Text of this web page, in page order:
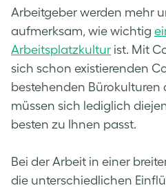
Arbeitgeber werden mehr
aufmerksam, wie wichtig
Arbeitsplatzkultur ist. Mit
sich schon existierenden
bestehenden Bürokulturen
müssen sich lediglich
besten zu Ihnen passt.
Bei der Arbeit in einer
die unterschiedlichen